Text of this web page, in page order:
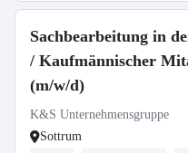
Sachbearbeitung in
/ Kaufmännischer
(m/w/d)
K&S Unternehmensgruppe
Sottrum